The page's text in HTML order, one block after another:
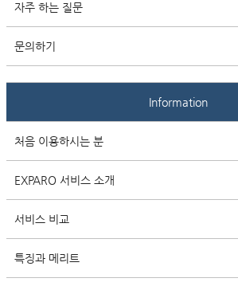
자주 하는 질문
문의하기
Information
처음 이용하시는 분
EXPARO 서비스 소개
서비스 비교
특징과 메리트